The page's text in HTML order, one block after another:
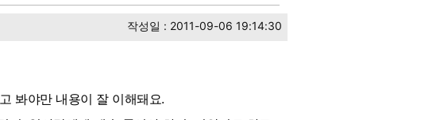
작성일 : 2011-09-06 19:14:30
봐야만 내용이 잘 이해돼요.